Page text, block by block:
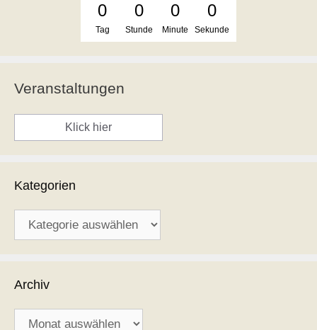
0
Tag
0
Stunde
0
Minute
0
Sekunde
Veranstaltungen
Klick hier
Kategorien
Kategorien
Archiv
Archiv